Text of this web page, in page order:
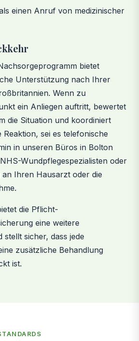
einen Anruf von medizinischer
bietet
Unterstützung nach Ihrer
Wenn zu
ein Anliegen auftritt, bewertet
die Situation und koordiniert
Reaktion, sei es telefonische
in unseren Büros in Bolton
Wundpflegespezialisten oder
Ihren Hausarzt oder die
die Pflicht-
eine weitere
sicher, dass jede
zusätzliche Behandlung
ist.